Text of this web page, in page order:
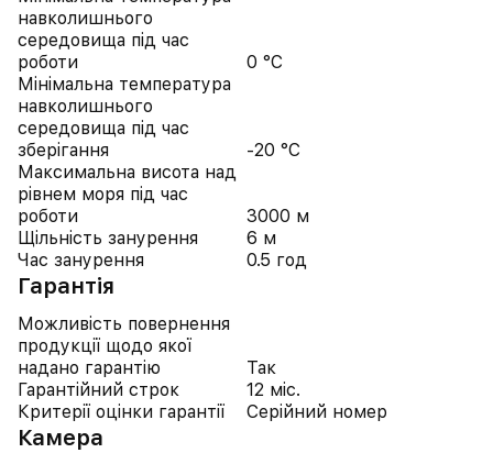
навколишнього
середовища під час
роботи
0 °C
Мінімальна температура
навколишнього
середовища під час
зберігання
-20 °C
Максимальна висота над
рівнем моря під час
роботи
3000 м
Щільність занурення
6 м
Час занурення
0.5 год
Гарантія
Можливість повернення
продукції щодо якої
надано гарантію
Так
Гарантійний строк
12 міс.
Критерії оцінки гарантії
Серійний номер
Камера